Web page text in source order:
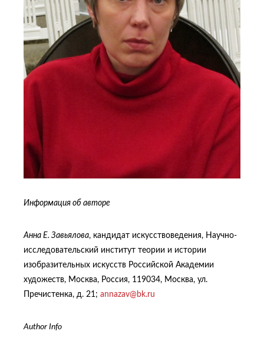
Информация об авторе
Анна Е. Завьялова, кандидат искусствоведения, Научно-
исследовательский институт теории и истории
изобразительных искусств Российской Академии
художеств, Москва, Россия, 119034, Москва, ул.
Пречистенка, д. 21; annazav@bk.ru
Author Info